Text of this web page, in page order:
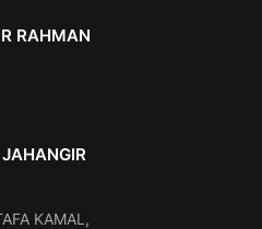
RAHMAN
KAMAL,